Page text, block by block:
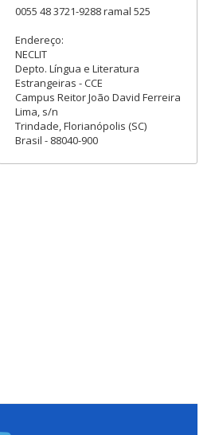
0055 48 3721-9288 ramal 525
Endereço:
NECLIT
Depto. Língua e Literatura
Estrangeiras - CCE
Campus Reitor João David Ferreira
Lima, s/n
Trindade, Florianópolis (SC)
Brasil - 88040-900